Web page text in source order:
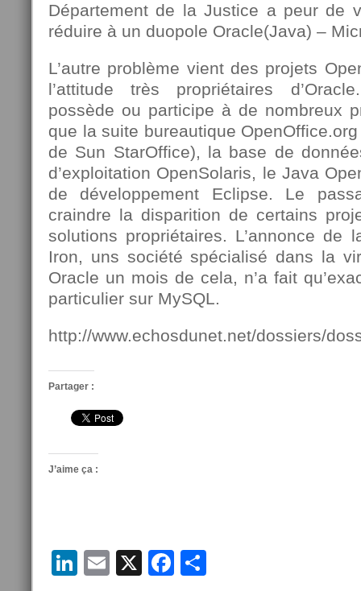
Département de la Justice a peur de
réduire à un duopole Oracle(Java) –
L’autre problème vient des projets
l’attitude très propriétaires
possède ou participe à de nombreux
que la suite bureautique
de Sun StarOffice), la base de
d’exploitation OpenSolaris, le Java
de développement Eclipse. Le
craindre la disparition de certains
solutions propriétaires. L’annonce de
Iron, uns société spécialisé dans la
Oracle un mois de cela, n’a fait
particulier sur MySQL.
http://www.echosdunet.net/dossiers/
Partager :
J’aime ça :
LinkedIn
Email
X Facebook